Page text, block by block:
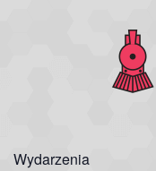
Wydarzenia